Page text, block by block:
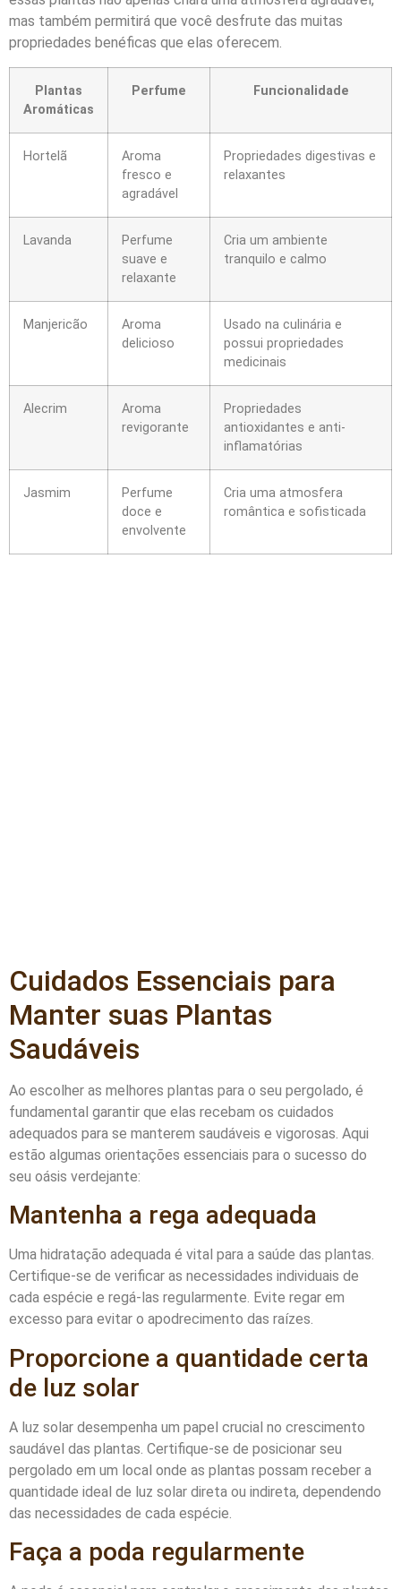
mas também permitirá que você desfrute das muitas
propriedades benéficas que elas oferecem.
Plantas
Aromáticas
Perfume Funcionalidade
Hortelã
Aroma
fresco e
agradável
Propriedades digestivas e
relaxantes
Lavanda
Perfume
suave e
relaxante
Cria um ambiente
tranquilo e calmo
Manjericão
Aroma
delicioso
Usado na culinária e
possui propriedades
medicinais
Alecrim
Aroma
revigorante
Propriedades
antioxidantes e anti-
inflamatórias
Jasmim
Perfume
doce e
envolvente
Cria uma atmosfera
romântica e sofisticada
Cuidados Essenciais para
Manter suas Plantas
Saudáveis
Ao escolher as melhores plantas para o seu pergolado, é
fundamental garantir que elas recebam os cuidados
adequados para se manterem saudáveis e vigorosas. Aqui
estão algumas orientações essenciais para o sucesso do
seu oásis verdejante:
Mantenha a rega adequada
Uma hidratação adequada é vital para a saúde das plantas.
Certifique-se de verificar as necessidades individuais de
cada espécie e regá-las regularmente. Evite regar em
excesso para evitar o apodrecimento das raízes.
Proporcione a quantidade certa
de luz solar
A luz solar desempenha um papel crucial no crescimento
saudável das plantas. Certifique-se de posicionar seu
pergolado em um local onde as plantas possam receber a
quantidade ideal de luz solar direta ou indireta, dependendo
das necessidades de cada espécie.
Faça a poda regularmente